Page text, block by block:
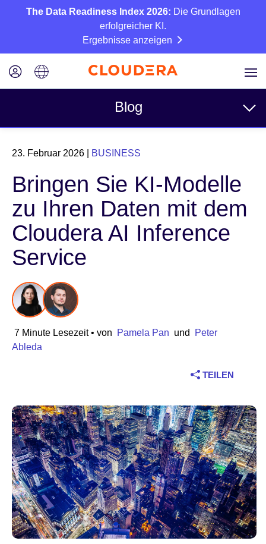
The Data Readiness Index 2026: Die Grundlagen
erfolgreicher KI.
Ergebnisse anzeigen
Blog
Themen
Business
Technisch
Partner
Kultur
Branche
Finanzdienstleistungen
Produktion
Telekommunikation
Technologie
Öffentlicher Sektor
Gesundheitswesen
Bildung
23. Februar 2026 BUSINESS
Bringen Sie KI-Modelle
zu Ihren Daten mit dem
Cloudera AI Inference
Service
7 Minute Lesezeit• von Pamela Pan und
Peter
Ableda
TEILEN